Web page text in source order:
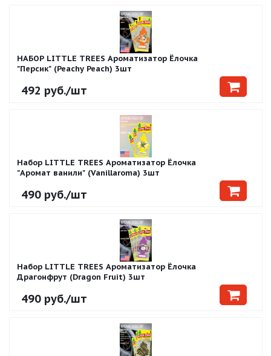
НАБОР LITTLE TREES Ароматизатор Ёлочка
"Персик" (Peachy Peach) 3шт
492 руб./шт
Набор LITTLE TREES Ароматизатор Ёлочка
"Аромат ванили" (Vanillaroma) 3шт
490 руб./шт
Набор LITTLE TREES Ароматизатор Ёлочка
Драгонфрут (Dragon Fruit) 3шт
490 руб./шт